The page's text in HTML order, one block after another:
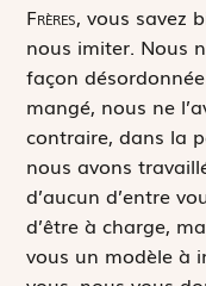
Frères, vous savez
nous imiter. Nous
façon
mangé, nous ne
contraire, dans la
nous avons
d’aucun d’entre
d’être à charge,
vous un modèle à